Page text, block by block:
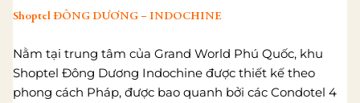
Shoptel ĐÔNG DƯƠNG – INDOCHINE
Nằm tại trung tâm của Grand World Phú Quốc, khu
Shoptel Đông Dương Indochine được thiết kế theo
phong cách Pháp, được bao quanh bởi các Condotel 4